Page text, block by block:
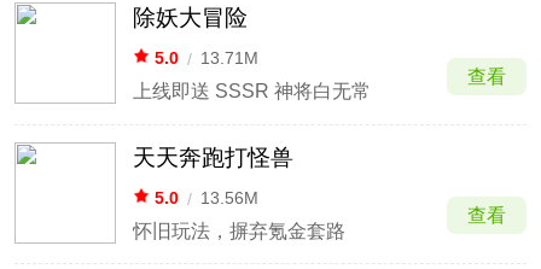
除妖大冒险
5.0 / 13.71M
上线即送 SSSR 神将白无常
查看
天天奔跑打怪兽
5.0 / 13.56M
怀旧玩法，摒弃氪金套路
查看